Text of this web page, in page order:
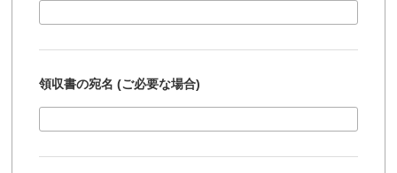
領収書の宛名 (ご必要な場合)